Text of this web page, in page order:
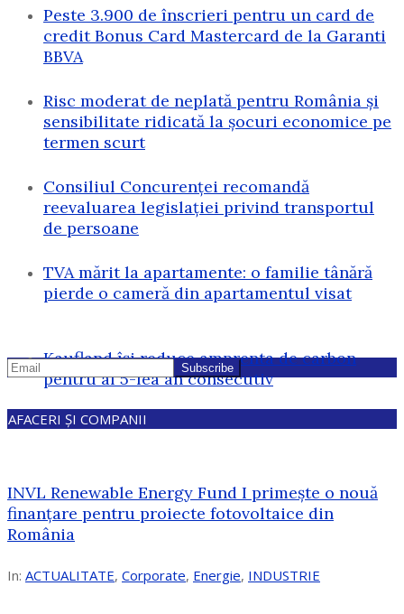
Peste 3.900 de înscrieri pentru un card de
credit Bonus Card Mastercard de la Garanti
BBVA
Risc moderat de neplată pentru România și
sensibilitate ridicată la șocuri economice pe
termen scurt
Consiliul Concurenței recomandă
reevaluarea legislației privind transportul
de persoane
TVA mărit la apartamente: o familie tânără
pierde o cameră din apartamentul visat
Kaufland își reduce amprenta de carbon
pentru al 5-lea an consecutiv
AFACERI ȘI COMPANII
INVL Renewable Energy Fund I primește o nouă
finanțare pentru proiecte fotovoltaice din
România
In: ACTUALITATE, Corporate, Energie, INDUSTRIE